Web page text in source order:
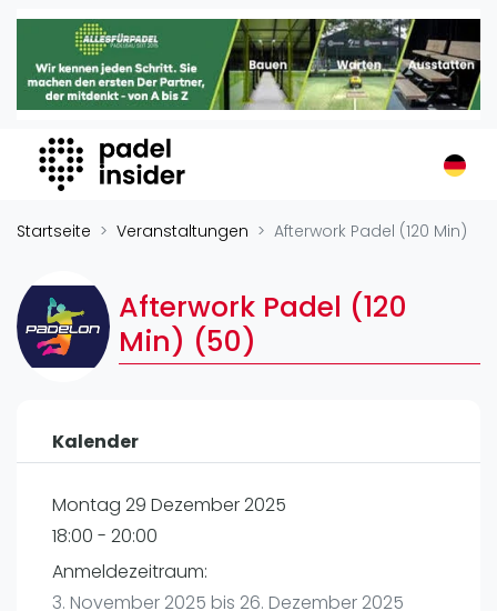
Padel Insider
Home
Organisationen
Buchungssysteme
Padel-Shops
Padelplatzbauer
Verschiedenes
Veranstaltungen
International
Ranking
Männer
Frauen
Startseite Veranstaltungen Afterwork Padel (120 Min)
Afterwork Padel (120
Min) (50)
Kalender
Montag 29 Dezember 2025
18:00 - 20:00
Anmeldezeitraum:
3. November 2025 bis 26. Dezember 2025